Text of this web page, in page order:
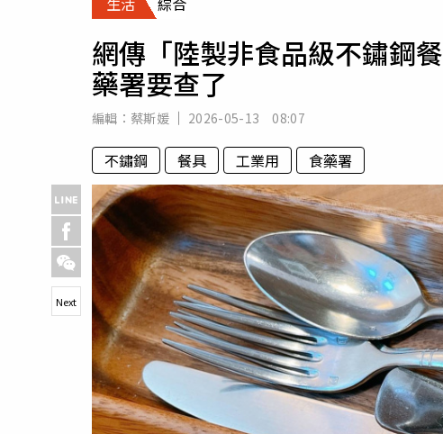
專欄
網傳「陸製非食品級不鏽鋼
藥署要查了
編輯： 蔡斯媛 2026-05-13 08:07
不鏽鋼 餐具 工業用 食藥署
Next